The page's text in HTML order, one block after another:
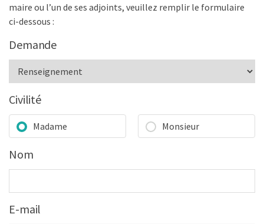
maire ou l’un de ses adjoints, veuillez remplir le formulaire
ci-dessous :
Demande
Civilité
Madame Monsieur
Nom
E-mail